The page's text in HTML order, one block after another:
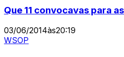
Que 11 convocavas para
03/06/2014às20:19
WSOP